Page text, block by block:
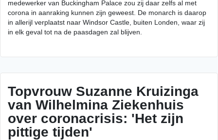
medewerker van Buckingham Palace zou zij daar zelfs al met
corona in aanraking kunnen zijn geweest. De monarch is daarop
in allerijl verplaatst naar Windsor Castle, buiten Londen, waar zij
in elk geval tot na de paasdagen zal blijven.
Topvrouw Suzanne Kruizinga
van Wilhelmina Ziekenhuis
over coronacrisis: 'Het zijn
pittige tijden'